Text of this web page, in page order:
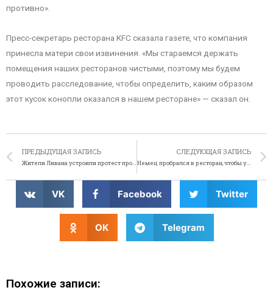
противно».
Пресс-секретарь ресторана KFC сказала газете, что компания
принесла матери свои извинения. «Мы стараемся держать
помещения наших ресторанов чистыми, поэтому мы будем
проводить расследование, чтобы определить, каким образом
этот кусок конопли оказался в нашем ресторане» — сказал он.
ПРЕДЫДУЩАЯ ЗАПИСЬ
Жители Ливана устроили протест против протестов
СЛЕДУЮЩАЯ ЗАПИСЬ
Немец пробрался в ресторан, чтобы утолить жажду острым соусом
VK Facebook Twitter
OK Telegram
Похожие записи: